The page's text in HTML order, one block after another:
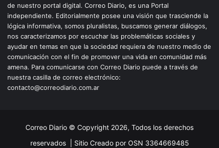
de nuestro portal digital. Correo Diario, es una Portal
independiente. Editorialmente posee una visión que trasciende la
lógica informativa, somos pluralistas, buscamos generar diálogos,
nos caracterizamos por escuchar las problemáticas sociales y
ayudar en temas en que la sociedad requiera de nuestro medio de
comunicación con el fin de promover una vida en comunidad más
amena. Para comunicarse con Correo Diario puede a través de
nuestra casilla de correo electrónico:
contacto@correodiario.com.ar
Correo Diario © Copyright 2026, Todos los derechos
reservados | Sitio Creado por OSN 3364669485